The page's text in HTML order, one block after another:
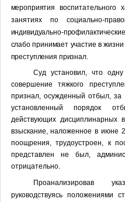
мероприятия
занятиях по социально-
индивидуально-
слабо принимает участие в
преступления признал.
Суд установил, что
совершение тяжкого
признал, осужденный отбыл,
установленный порядок
действующих дисциплинарных
взыскание, наложенное в июне
поощрения, трудоустроен, к
представлен не был,
отрицательно.
Проанализировав
руководствуясь